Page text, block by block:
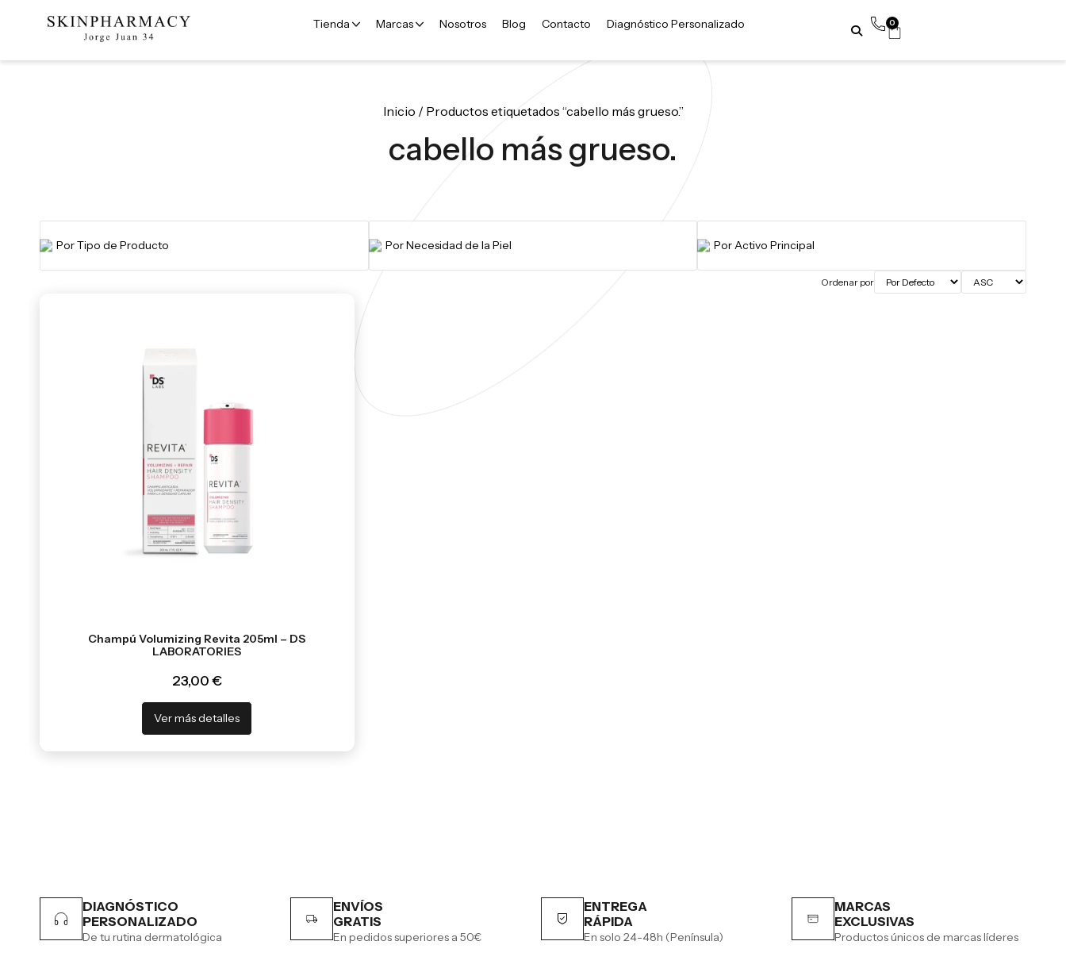
Tienda Marcas Nosotros Blog Contacto Diagnóstico Personalizado 0
Inicio / Productos etiquetados “cabello más grueso.”
cabello más grueso.
Ordenar por
Champú Volumizing Revita 205ml – DS
LABORATORIES
23,00 €
Ver más detalles
DIAGNÓSTICO
PERSONALIZADO
De tu rutina dermatológica
ENVÍOS
GRATIS
En pedidos superiores a 50€
ENTREGA
RÁPIDA
En solo 24-48h (Península)
MARCAS
EXCLUSIVAS
Productos únicos de marcas líderes